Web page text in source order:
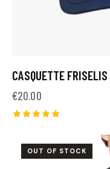
CASQUETTE
€20.00
sur 5
OUT OF STOCK